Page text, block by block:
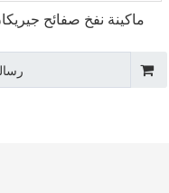
ماكينة نفخ صفائح جيريكان سعة 30 لترًا